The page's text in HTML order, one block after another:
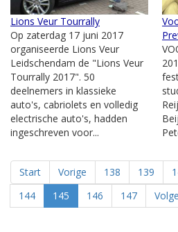
Lions Veur Tourrally
Op zaterdag 17 juni 2017
organiseerde Lions Veur
Leidschendam de "Lions Veur
Tourrally 2017". 50
deelnemers in klassieke
auto's, cabriolets en volledig
electrische auto's, hadden
ingeschreven voor...
Start Vorige 138 139
144
145 146 147